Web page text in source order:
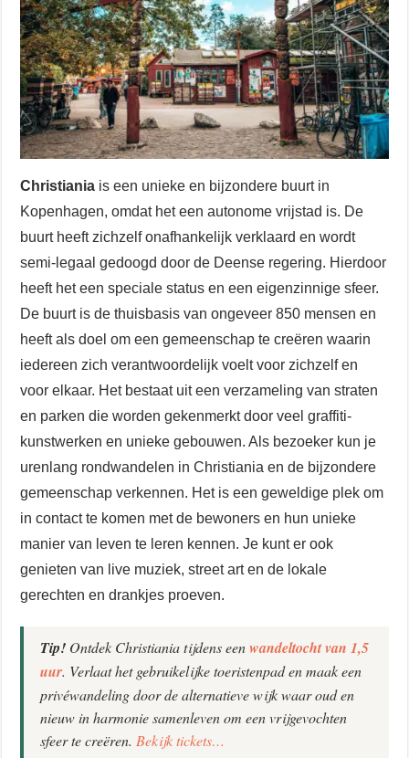
Christiania is een unieke en bijzondere buurt in
Kopenhagen, omdat het een autonome vrijstad is. De
buurt heeft zichzelf onafhankelijk verklaard en wordt
semi-legaal gedoogd door de Deense regering. Hierdoor
heeft het een speciale status en een eigenzinnige sfeer.
De buurt is de thuisbasis van ongeveer 850 mensen en
heeft als doel om een gemeenschap te creëren waarin
iedereen zich verantwoordelijk voelt voor zichzelf en
voor elkaar. Het bestaat uit een verzameling van straten
en parken die worden gekenmerkt door veel graffiti-
kunstwerken en unieke gebouwen. Als bezoeker kun je
urenlang rondwandelen in Christiania en de bijzondere
gemeenschap verkennen. Het is een geweldige plek om
in contact te komen met de bewoners en hun unieke
manier van leven te leren kennen. Je kunt er ook
genieten van live muziek, street art en de lokale
gerechten en drankjes proeven.
Tip! Ontdek Christiania tijdens eenwandeltocht van 1,5
uur. Verlaat het gebruikelijke toeristenpad en maak een
privéwandeling door de alternatieve wijk waar oud en
nieuw in harmonie samenleven om een vrijgevochten
sfeer te creëren.Bekijk tickets…